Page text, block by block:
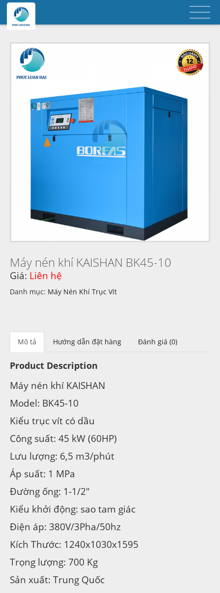
Máy nén khí KAISHAN BK45-10
Giá: Liên hệ
Danh mục: Máy Nén Khí Trục Vít
Mô tả Hướng dẫn đặt hàng Đánh giá (0)
Product Description
Máy nén khí KAISHAN
Model: BK45-10
Kiểu trục vít có dầu
Công suất: 45 kW (60HP)
Lưu lượng: 6,5 m3/phút
Áp suất: 1 MPa
Đường ống: 1-1/2″
Kiểu khởi động: sao tam giác
Điện áp: 380V/3Pha/50hz
Kích Thước: 1240x1030x1595
Trọng lượng: 700 Kg
Sản xuất: Trung Quốc